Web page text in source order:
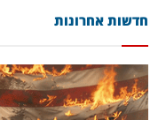
חדשות אחרונות